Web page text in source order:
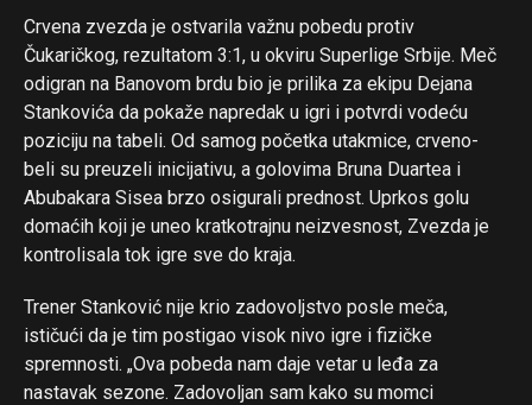
Crvena zvezda je ostvarila važnu pobedu protiv
Čukaričkog, rezultatom 3:1, u okviru Superlige Srbije. Meč
odigran na Banovom brdu bio je prilika za ekipu Dejana
Stankovića da pokaže napredak u igri i potvrdi vodeću
poziciju na tabeli. Od samog početka utakmice, crveno-
beli su preuzeli inicijativu, a golovima Bruna Duartea i
Abubakara Sisea brzo osigurali prednost. Uprkos golu
domaćih koji je uneo kratkotrajnu neizvesnost, Zvezda je
kontrolisala tok igre sve do kraja.
Trener Stanković nije krio zadovoljstvo posle meča,
ističući da je tim postigao visok nivo igre i fizičke
spremnosti. „Ova pobeda nam daje vetar u leđa za
nastavak sezone. Zadovoljan sam kako su momci
Flipboard
Reddit